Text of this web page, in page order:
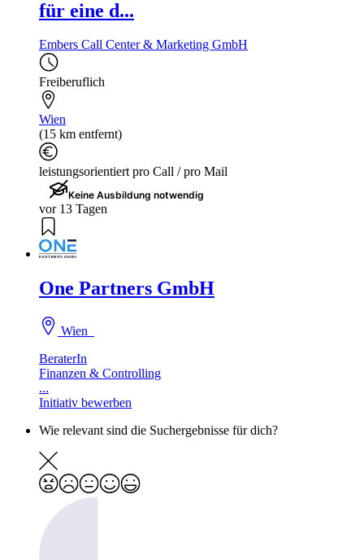
für eine d...
Embers Call Center & Marketing GmbH
Freiberuflich
Wien
(15 km entfernt)
leistungsorientiert pro Call / pro Mail
Keine Ausbildung notwendig
vor 13 Tagen
One Partners GmbH
Wien
BeraterIn
Finanzen & Controlling
...
Initiativ bewerben
Wie relevant sind die Suchergebnisse für dich?